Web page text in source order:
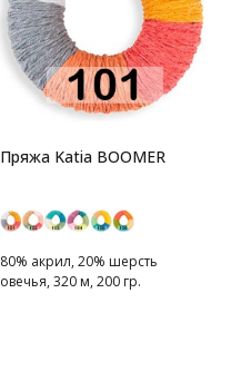
Пряжа Katia BOOMER
80% акрил, 20% шерсть
овечья, 320 м, 200 гр.